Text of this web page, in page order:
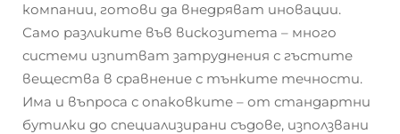
компании, готови да внедряват иновации.
Само разликите във вискозитета – много
системи изпитват затруднения с гъстите
вещества в сравнение с тънките течности.
Има и въпроса с опаковките – от стандартни
бутилки до специализирани съдове, използвани